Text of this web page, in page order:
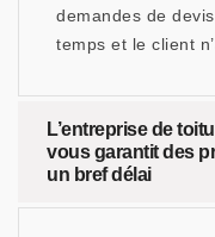
demandes de
temps et le client
L’entreprise de
vous garantit des
un bref délai